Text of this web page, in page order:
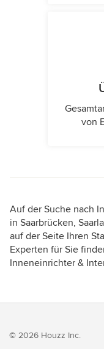
von
Auf der Suche nach
in Saarbrücken,
auf der Seite Ihren
Experten für Sie
Inneneinrichter &
© 2026 Houzz Inc.